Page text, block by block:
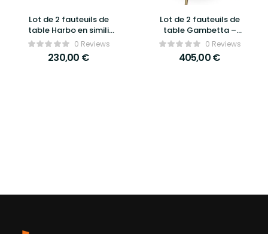
Lot de 2 fauteuils de
table Harbo en simili
cuir noir – House Nordic
0 Reviews
230,00 €
Lot de 2 fauteuils de
table Gambetta –
Athezza0 Reviews
405,00€